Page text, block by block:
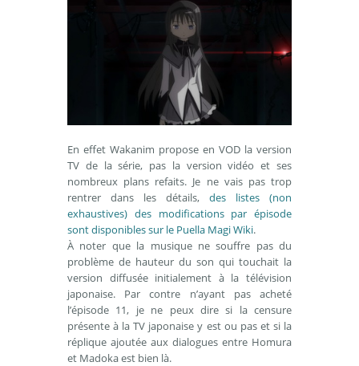
En effet Wakanim propose en VOD la version
TV de la série, pas la version vidéo et ses
nombreux plans refaits. Je ne vais pas trop
rentrer dans les détails, des listes (non
exhaustives) des modifications par épisode
sont disponibles sur le Puella Magi Wiki.
À noter que la musique ne souffre pas du
problème de hauteur du son qui touchait la
version diffusée initialement à la télévision
japonaise. Par contre n’ayant pas acheté
l’épisode 11, je ne peux dire si la censure
présente à la TV japonaise y est ou pas et si la
réplique ajoutée aux dialogues entre Homura
et Madoka est bien là.